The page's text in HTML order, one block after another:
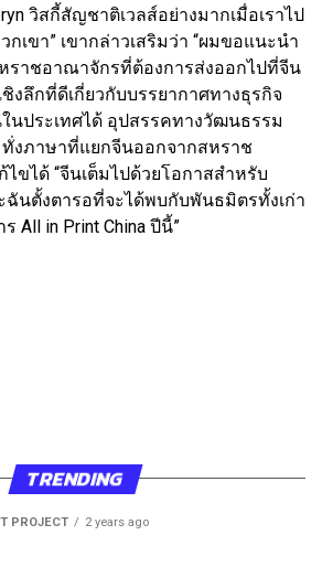
วิสกี้สัญชาติเวลส์อย่างมากเมื่อเราไป
เขา” เขากล่าวเสริมว่า “ผมขอแนะนำ
ราชอาณาจักรที่ต้องการส่งออกไปที่จีน
งลึกที่ดีเกี่ยวกับบรรยากาศทางธุรกิจ
นประเทศได้ อุปสรรคทางวัฒนธรรม
งภาษาที่แยกจีนออกจากสหราช
ขได้ “จีนเต็มไปด้วยโอกาสสำหรับ
ฉันตั้งตารอที่จะได้พบกับพันธมิตรทั้งเก่า
All in Print China ปีนี้”
TRENDING
PROJECT 2 years ago